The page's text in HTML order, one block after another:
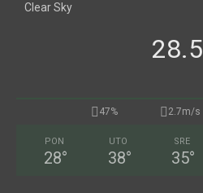
Clear Sky
28.5
47% 2.7m/s
PON
28°
UTO
38°
SRE
35°